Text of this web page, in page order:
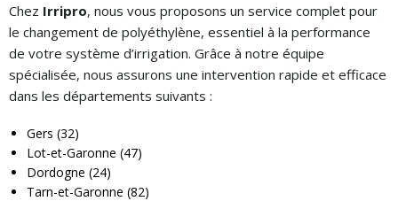
Chez Irripro, nous vous proposons un service complet pour
le changement de polyéthylène, essentiel à la performance
de votre système d’irrigation. Grâce à notre équipe
spécialisée, nous assurons une intervention rapide et efficace
dans les départements suivants :
Gers (32)
Lot-et-Garonne (47)
Dordogne (24)
Tarn-et-Garonne (82)